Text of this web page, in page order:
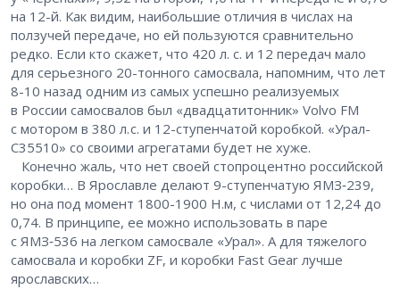
на 12-й. Как видим, наибольшие отличия в числах на
ползучей передаче, но ей пользуются сравнительно
редко. Если кто скажет, что 420 л. с. и 12 передач мало
для серьезного 20-тонного самосвала, напомним, что лет
8-10 назад одним из самых успешно реализуемых
в России самосвалов был «двадцатитонник» Volvo FM
с мотором в 380 л. с. и 12-ступенчатой коробкой. «Урал-
С35510» со своими агрегатами будет не хуже.
Конечно жаль, что нет своей стопроцентно российской
коробки… В Ярославле делают 9-ступенчатую ЯМЗ‑239,
но она под момент 1800-1900 Н.м, с числами от 12,24 до
0,74. В принципе, ее можно использовать в паре
с ЯМЗ‑536 на легком самосвале «Урал». А для тяжелого
самосвала и коробки ZF, и коробки Fast Gear лучше
ярославских…